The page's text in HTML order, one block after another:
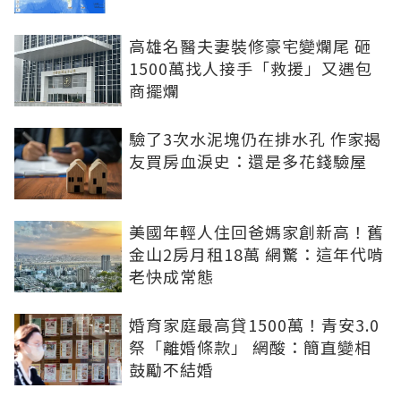
高雄名醫夫妻裝修豪宅變爛尾 砸
1500萬找人接手「救援」又遇包
商擺爛
驗了3次水泥塊仍在排水孔 作家揭
友買房血淚史：還是多花錢驗屋
美國年輕人住回爸媽家創新高！舊
金山2房月租18萬 網驚：這年代啃
老快成常態
婚育家庭最高貸1500萬！青安3.0
祭「離婚條款」 網酸：簡直變相
鼓勵不結婚